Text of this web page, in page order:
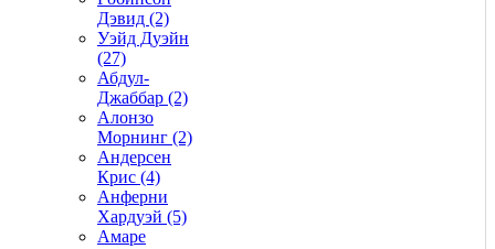
Дэвид (2)
Уэйд Дуэйн
(27)
Абдул-
Джаббар (2)
Алонзо
Морнинг (2)
Андерсен
Крис (4)
Анферни
Xардуэй (5)
Амаре